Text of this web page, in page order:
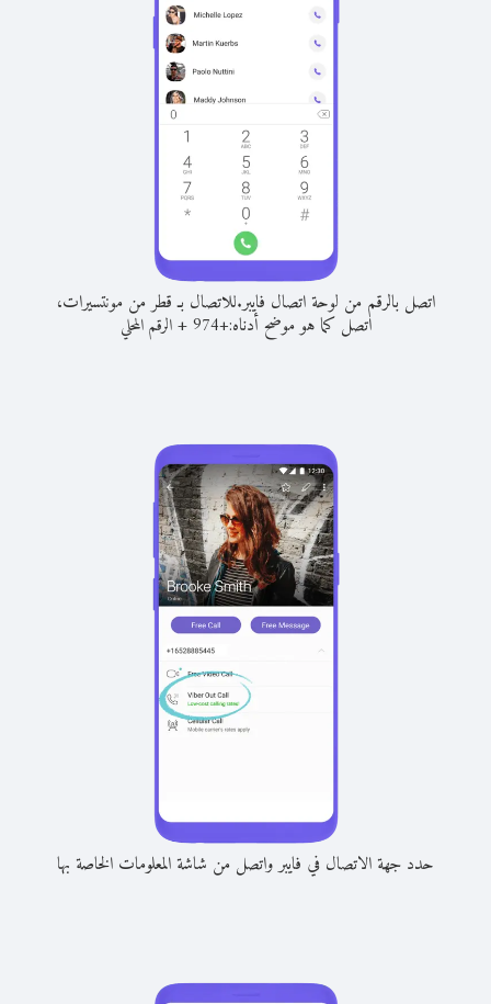
اتصل بالرقم من لوحة اتصال فايبر.للاتصال بـ قطر من مونتسيرات،
اتصل كما هو موضح أدناه:+
974
+الرقم المحلي
حدد جهة الاتصال في فايبر واتصل من شاشة المعلومات الخاصة بها